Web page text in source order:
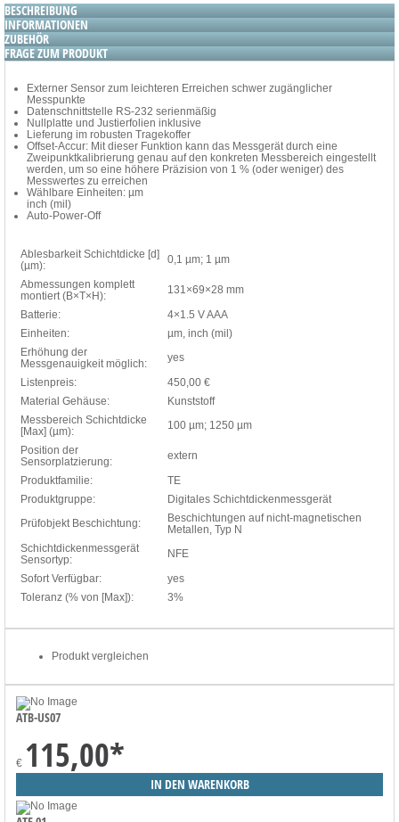
BESCHREIBUNG
INFORMATIONEN
ZUBEHÖR
FRAGE ZUM PRODUKT
Externer Sensor zum leichteren Erreichen schwer zugänglicher
Messpunkte
Datenschnittstelle RS-232 serienmäßig
Nullplatte und Justierfolien inklusive
Lieferung im robusten Tragekoffer
Offset-Accur: Mit dieser Funktion kann das Messgerät durch eine
Zweipunktkalibrierung genau auf den konkreten Messbereich eingestellt
werden, um so eine höhere Präzision von 1 % (oder weniger) des
Messwertes zu erreichen
Wählbare Einheiten: µm
inch (mil)
Auto-Power-Off
Ablesbarkeit Schichtdicke [d]
(µm):
0,1 µm; 1 µm
Abmessungen komplett
montiert (B×T×H):
131×69×28 mm
Batterie:
4×1.5 V AAA
Einheiten:
µm, inch (mil)
Erhöhung der
Messgenauigkeit möglich:
yes
Listenpreis:
450,00 €
Material Gehäuse:
Kunststoff
Messbereich Schichtdicke
[Max] (µm):
100 µm; 1250 µm
Position der
Sensorplatzierung:
extern
Produktfamilie:
TE
Produktgruppe:
Digitales Schichtdickenmessgerät
Prüfobjekt Beschichtung:
Beschichtungen auf nicht-magnetischen
Metallen, Typ N
Schichtdickenmessgerät
Sensortyp:
NFE
Sofort Verfügbar:
yes
Toleranz (% von [Max]):
3%
Produkt vergleichen
ATB-US07
€ 115,00*